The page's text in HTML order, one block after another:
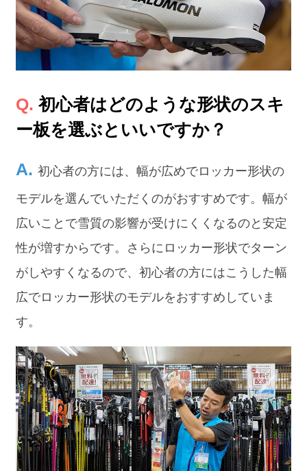
初心者はどのような形状のスキ
ー板を選ぶといいですか？
初心者の方には、幅が広めでロッカー形状の
モデルを選んでいただくのがおすすめです。幅が
広いことで雪質の影響が受けにくくなるのと安定
性が増すからです。さらにロッカー形状でターン
がしやすくなるので、初心者の方にはこうした幅
広でロッカー形状のモデルをおすすめしていま
す。